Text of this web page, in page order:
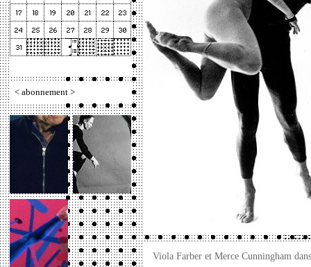
< abonnement >
Viola Farber et Merce Cunningham